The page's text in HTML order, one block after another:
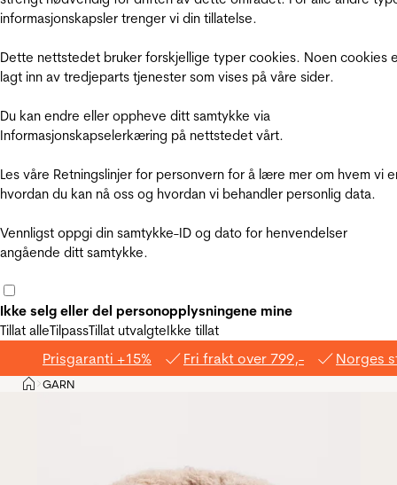
informasjonskapsler trenger vi din tillatelse.
Dette nettstedet bruker forskjellige typer cookies. Noen cookies
lagt inn av tredjeparts tjenester som vises på våre sider.
Du kan endre eller oppheve ditt samtykke via
Informasjonskapselerkæring på nettstedet vårt.
Les våre Retningslinjer for personvern for å lære mer om hvem vi
hvordan du kan nå oss og hvordan vi behandler personlig data.
Vennligst oppgi din samtykke-ID og dato for henvendelser
angående ditt samtykke.
Ikke selg eller del personopplysningene mine
Tillat alleTilpassTillat utvalgteIkke tillat
Prisgaranti +15% Fri frakt over 799,- Norges
Hjem
>GARN